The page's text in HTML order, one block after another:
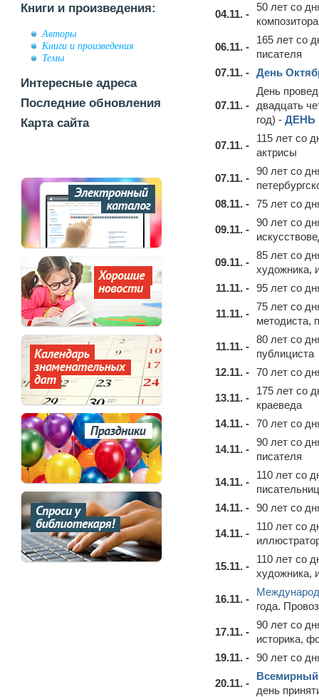
Книги и произведения:
Авторы
Книги и произведения
Темы
Интересные адреса
Последние обновления
Карта сайта
04.11. -
50 лет со
композитора
06.11. -
165 лет со
писателя
07.11. - День
07.11. -
День
двадцать
год) - ДЕНЬ
07.11. -
115 лет со
актрисы
07.11. -
90 лет со
08.11. - 75 лет со
09.11. -
90 лет со
09.11. -
85 лет со
художника,
11.11. - 95 лет со
11.11. -
75 лет со
методиста,
11.11. -
80 лет со
публициста
12.11. - 70 лет со
13.11. -
175 лет со
краеведа
14.11. - 70 лет со
14.11. -
90 лет со
писателя
14.11. -
110 лет со
14.11. - 90 лет со
14.11. -
110 лет со
15.11. -
110 лет со
художника,
16.11. -
года.
17.11. -
90 лет со
историка,
19.11. - 90 лет со
20.11. -
Всемирный
день